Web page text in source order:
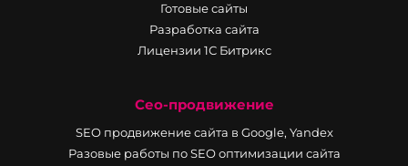
Готовые сайты
Разработка сайта
Лицензии 1С Битрикс
Сео-продвижение
SEO продвижение сайта в Google, Yandex
Разовые работы по SEO оптимизации сайта